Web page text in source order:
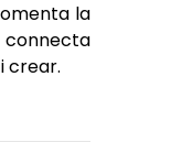
la
connecta
crear.